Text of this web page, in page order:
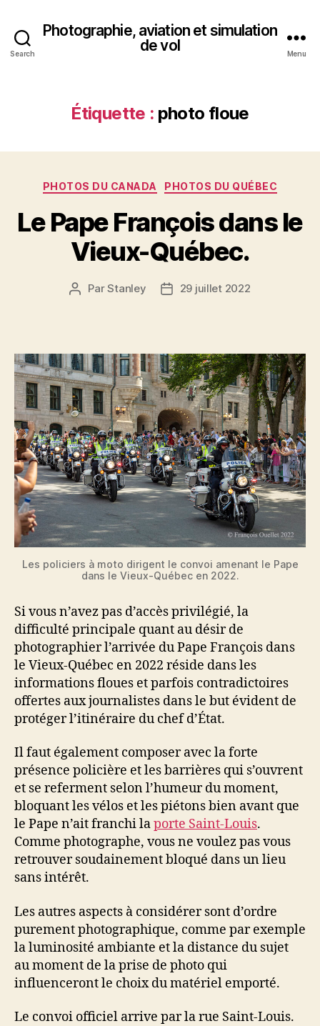
Search
Photographie, aviation et simulation
de vol
Menu
Étiquette : photo floue
Catégories
PHOTOS DU CANADA PHOTOS DU QUÉBEC
Le Pape François dans le
Vieux-Québec.
Auteur
ParStanley
Date29 juillet 2022
Les policiers à moto dirigent le convoi amenant le Pape
dans le Vieux-Québec en 2022.
Si vous n’avez pas d’accès privilégié, la
difficulté principale quant au désir de
photographier l’arrivée du Pape François dans
le Vieux-Québec en 2022 réside dans les
informations floues et parfois contradictoires
offertes aux journalistes dans le but évident de
protéger l’itinéraire du chef d’État.
Il faut également composer avec la forte
présence policière et les barrières qui s’ouvrent
et se referment selon l’humeur du moment,
bloquant les vélos et les piétons bien avant que
le Pape n’ait franchi laporte Saint-Louis.
Comme photographe, vous ne voulez pas vous
retrouver soudainement bloqué dans un lieu
sans intérêt.
Les autres aspects à considérer sont d’ordre
purement photographique, comme par exemple
la luminosité ambiante et la distance du sujet
au moment de la prise de photo qui
influenceront le choix du matériel emporté.
Le convoi officiel arrive par la rue Saint-Louis.